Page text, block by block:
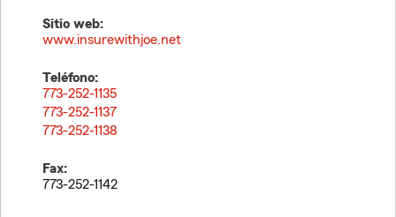
Sitio web:
www.insurewithjoe.net
Teléfono:
773-252-1135
773-252-1137
773-252-1138
Fax:
773-252-1142